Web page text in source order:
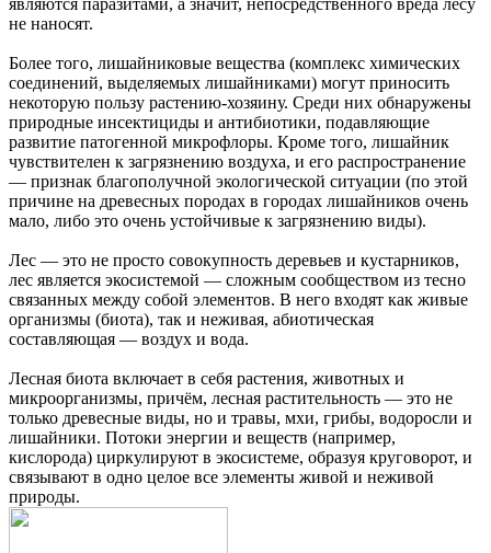
являются паразитами, а значит, непосредственного вреда лесу
не наносят.
Более того, лишайниковые вещества (комплекс химических
соединений, выделяемых лишайниками) могут приносить
некоторую пользу растению-хозяину. Среди них обнаружены
природные инсектициды и антибиотики, подавляющие
развитие патогенной микрофлоры. Кроме того, лишайник
чувствителен к загрязнению воздуха, и его распространение
— признак благополучной экологической ситуации (по этой
причине на древесных породах в городах лишайников очень
мало, либо это очень устойчивые к загрязнению виды).
Лес — это не просто совокупность деревьев и кустарников,
лес является экосистемой — сложным сообществом из тесно
связанных между собой элементов. В него входят как живые
организмы (биота), так и неживая, абиотическая
составляющая — воздух и вода.
Лесная биота включает в себя растения, животных и
микроорганизмы, причём, лесная растительность — это не
только древесные виды, но и травы, мхи, грибы, водоросли и
лишайники. Потоки энергии и веществ (например,
кислорода) циркулируют в экосистеме, образуя круговорот, и
связывают в одно целое все элементы живой и неживой
природы.